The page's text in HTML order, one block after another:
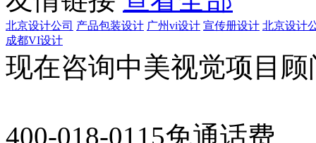
北京设计公司 产品包装设计 广州vi设计 宣传册设计 北京设计
成都VI设计
现在咨询中美视觉项目顾
400-018-0115免通话费